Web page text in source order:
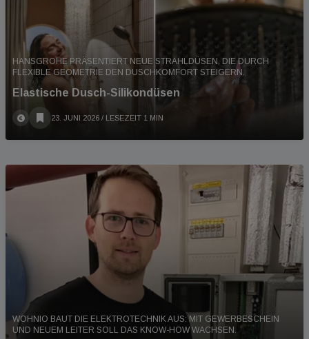
HANSGROHE PRÄSENTIERT NEUE STRAHLDÜSEN, DIE DURCH
FLEXIBLE GEOMETRIE DEN DUSCHKOMFORT STEIGERN.
Elastische Dusch-Silikondüsen
23. JUNI 2026 / LESEZEIT 1 MIN
WOHNIO BAUT DIE ELEKTROTECHNIK AUS: MIT GEWERBESCHEIN
UND NEUEM LEITER SOLL DAS KNOW-HOW WACHSEN.